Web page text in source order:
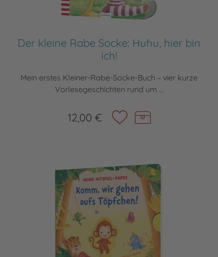
Der kleine Rabe Socke: Huhu, hier bin
ich!
Mein erstes Kleiner-Rabe-Socke-Buch – vier kurze
Vorlesegeschichten rund um ...
12,00 €